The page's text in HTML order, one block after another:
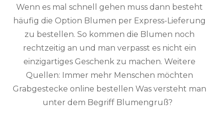
Wenn es mal schnell gehen muss dann besteht
häufig die Option Blumen per Express-Lieferung
zu bestellen. So kommen die Blumen noch
rechtzeitig an und man verpasst es nicht ein
einzigartiges Geschenk zu machen. Weitere
Quellen: Immer mehr Menschen möchten
Grabgestecke online bestellen Was versteht man
unter dem Begriff Blumengruß?